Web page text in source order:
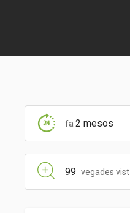
fa 2 mesos
99 vegades vist